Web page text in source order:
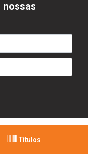
nossas
Títulos